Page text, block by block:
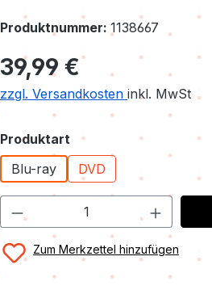
Produktnummer: 1138667
Regulärer Preis:
39,99 €
zzgl. Versandkosten inkl. MwSt
Produktart auswählen
Blu-ray
DVD
Zum Merkzettel hinzufügen